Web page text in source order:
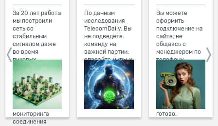
За 20 лет работы
мы построили
сеть со
стабильным
сигналом даже
во время
пиковых
нагрузок в
вечернее время.
Мы постоянно
обновляем наше
оборудование в
домах, а система
мониторинга
соединения
По данным
исследования
TelecomDaily. Вы
не подведёте
команду на
важной партии:
спасайте миры и
побеждайте с
друзьями в
онлайн-играх.
Вы можете
оформить
подключение на
сайте, не
общаясь с
менеджером по
телефону.
Просто в три
клика заполните
форму заявки на
сайте, выберите
дату и время
подключения,
готово.